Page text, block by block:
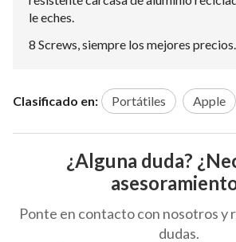
le eches.
8 Screws, siempre los mejores precios.
Clasificado en: Portátiles Apple
¿Alguna duda?
Ponte en contacto con nosotros y
dudas.